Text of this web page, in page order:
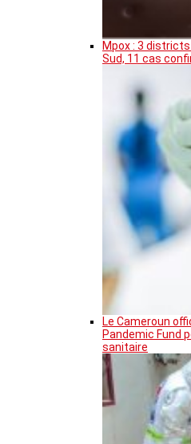
Mpox : 3
Sud, 11 cas
Le Cameroun
Pandemic Fund
sanitaire